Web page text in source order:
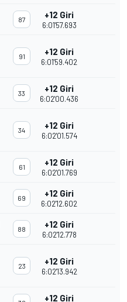
87 +12 Giri
6:01'57.693
91 +12 Giri
6:01'59.402
33 +12 Giri
6:02'00.436
34 +12 Giri
6:02'01.574
61 +12 Giri
6:02'01.769
69 +12 Giri
6:02'12.602
88 +12 Giri
6:02'12.778
23 +12 Giri
6:02'13.942
+12 Giri